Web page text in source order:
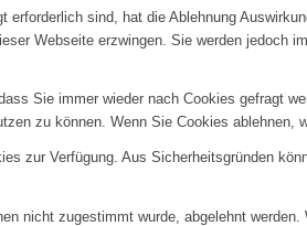
sind, hat die Ablehnung
Webseite erzwingen. Sie werden jedoch
Sie immer wieder nach Cookies gefragt
zu können. Wenn Sie Cookies ablehnen,
zur Verfügung. Aus Sicherheitsgründen
nicht zugestimmt wurde, abgelehnt